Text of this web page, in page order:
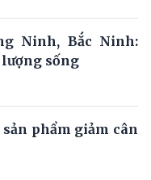
Ninh, Bắc Ninh:
sống
phẩm giảm cân